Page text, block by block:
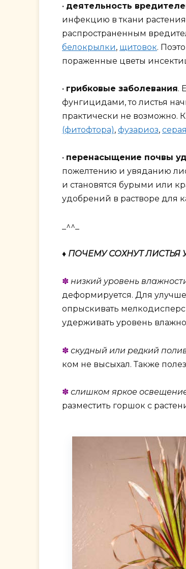
• деятельность
инфекцию в ткани
распространенным
белокрылки, щитовок.
пораженные цветы
• грибковые заболевания.
фунгицидами, то листья
практически не возможно.
(фитофтора), фузариоз,
• перенасыщение почвы
пожелтению и увяданию
и становятся бурыми или
удобрений в растворе для
_^^_
♦ ПОЧЕМУ СОХНУТ ЛИСТЬЯ
✽ низкий уровень
деформируется. Для
опрыскивать
удерживать уровень
✽ скудный или редкий
ком не высыхал. Также
✽ слишком яркое
разместить горшок с